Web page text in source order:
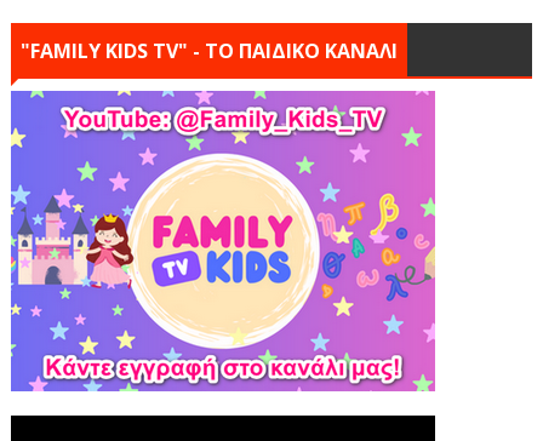
"FAMILY KIDS TV" - ΤΟ ΠΑΙΔΙΚΟ ΚΑΝΑΛΙ